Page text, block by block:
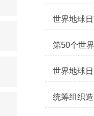
世界地球
第50个世
世界地球
统筹组织